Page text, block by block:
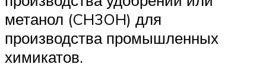
метанол (CH3OH) для
производства промышленных
химикатов.